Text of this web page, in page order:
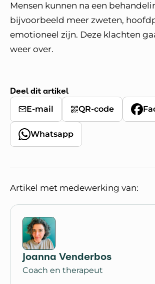
Mensen kunnen na een
bijvoorbeeld meer zweten,
emotioneel zijn. Deze klachten
weer over.
Deel dit artikel
E-mail QR-code
Whatsapp
Artikel met medewerking van:
Joanna Venderbos
Coach en therapeut